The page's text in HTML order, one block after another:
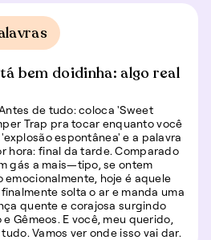
bem doidinha: algo real
de tudo: coloca 'Sweet
Trap pra tocar enquanto você
espontânea' e a palavra
hora: final da tarde. Comparado
gás a mais—tipo, se ontem
emocionalmente, hoje é aquele
solta o ar e manda uma
quente e corajosa surgindo
Gêmeos. E você, meu querido,
Vamos ver onde isso vai dar.